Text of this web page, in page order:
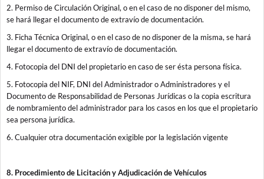
2. Permiso de Circulación Original, o en el caso de no disponer del mismo,
se hará llegar el documento de extravío de documentación.
3. Ficha Técnica Original, o en el caso de no disponer de la misma, se hará
llegar el documento de extravío de documentación.
4. Fotocopia del DNI del propietario en caso de ser ésta persona física.
5. Fotocopia del NIF, DNI del Administrador o Administradores y el
Documento de Responsabilidad de Personas Jurídicas o la copia escritura
de nombramiento del administrador para los casos en los que el propietario
sea persona jurídica.
6. Cualquier otra documentación exigible por la legislación vigente
8. Procedimiento de Licitación y Adjudicación de Vehículos